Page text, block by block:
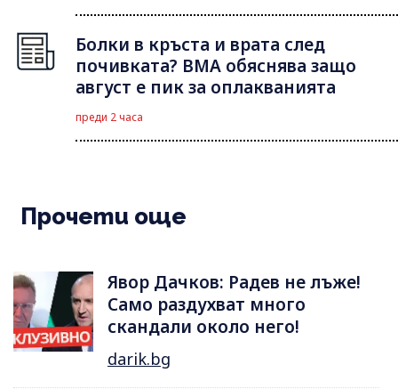
Болки в кръста и врата след
почивката? ВМА обяснява защо
август е пик за оплакванията
преди 2 часа
Прочети още
Явор Дачков: Радев не лъже!
Само раздухват много
скандали около него!
darik.bg